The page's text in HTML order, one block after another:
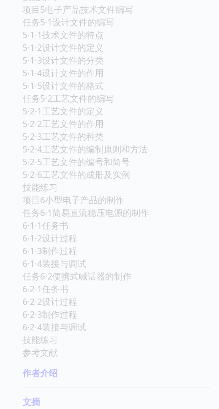
项目5电子产品技术文件编写
任务5·1设计文件的编写
5·1·1技术文件的特点
5·1·2设计文件的定义
5·1·3设计文件的分类
5·1·4设计文件的作用
5·1·5设计文件的格式
任务5·2工艺文件的编写
5·2·1工艺文件的定义
5·2·2工艺文件的作用
5·2·3工艺文件的种类
5·2·4工艺文件的编制原则和方法
5·2·5工艺文件的编号和简号
5·2·6工艺文件的成册及实例
技能练习
项目6小型电子产品的制作
任务6·1简易直流稳压电源的制作
6·1·1任务书
6·1·2设计过程
6·1·3制作过程
6·1·4装接与调试
任务6·2便携式喊话器的制作
6·2·1任务书
6·2·2设计过程
6·2·3制作过程
6·2·4装接与调试
技能练习
参考文献
作者介绍
文摘